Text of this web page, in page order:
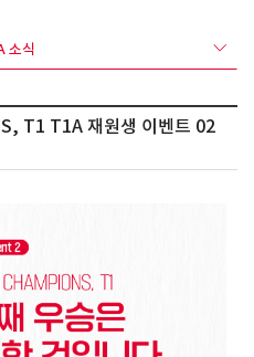
소식
T1 T1A 재원생 이벤트 02